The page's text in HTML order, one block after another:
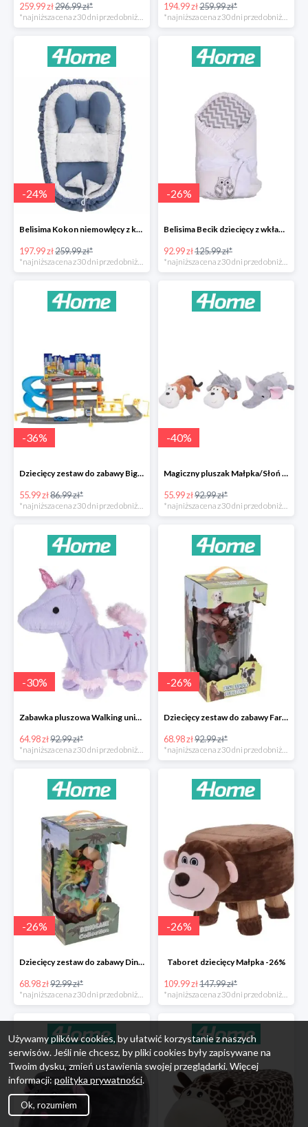
259.99 zł296.99 zł*
*najniższa cena z 30 dni przed obniżką
194.99 zł259.99 zł*
*najniższa cena z 30 dni przed obniżką
-24%
Belisima Kokon niemowlęcy z kołderką Angel Baby-23%
197.99 zł259.99 zł*
-26%
Belisima Becik dziecięcy z wkładem kokosowym Inteligentna sówka -26%
92.99 zł125.99 zł*
-36%
Dziecięcy zestaw do zabawy Big garage -36%
55.99 zł86.99 zł*
*najniższa cena z 30 dni przed obniżką
-40%
Magiczny pluszak Małpka/Słoń -40%
55.99 zł92.99 zł*
*najniższa cena z 30 dni przed obniżką
-30%
Zabawka pluszowa Walking unicorn -30%
64.98 zł92.99 zł*
*najniższa cena z 30 dni przed obniżką
-26%
Dziecięcy zestaw do zabawy Farm animals Collection -26%
68.98 zł92.99 zł*
*najniższa cena z 30 dni przed obniżką
-26%
Dziecięcy zestaw do zabawy Dinosaur Collection -26%
68.98 zł92.99 zł*
-26%
Taboret dziecięcy Małpka -26%
109.99 zł147.99 zł*
Używamy plików cookies, by ułatwić korzystanie z naszych
serwisów. Jeśli nie chcesz, by pliki cookies były zapisywane na
Twoim dysku, zmień ustawienia swojej przeglądarki. Więcej
informacji: polityka prywatności.
Ok, rozumiem